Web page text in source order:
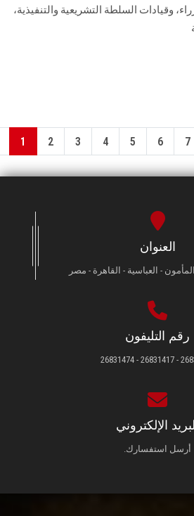
وقيادات السلطة التشريعية والتنفيذية،
1 2 3 4 5 6 7
العنوان
- العباسية - القاهرة - مصر
رقم التليفون
26831231 -
البريد الإلكتروني
أرسل استفسارك.